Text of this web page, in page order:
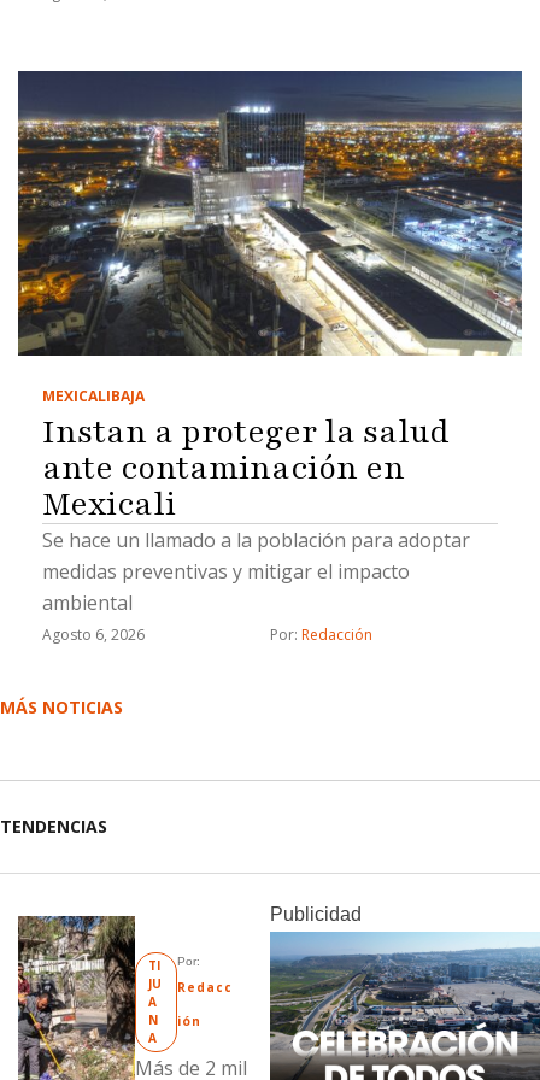
MEXICALIBAJA
Instan a proteger la salud
ante contaminación en
Mexicali
Se hace un llamado a la población para adoptar
medidas preventivas y mitigar el impacto
ambiental
Agosto 6, 2026 Por: Redacción
MÁS NOTICIAS
TENDENCIAS
TI
JU
A
N
A
Por:
Redacc
ión
Más de 2 mil
Publicidad